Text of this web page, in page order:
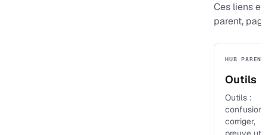
Ces liens
parent,
HUB PARENT
Outils
Outils :
confusion
corriger,